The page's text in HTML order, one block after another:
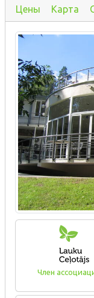
Цены Карта
Член